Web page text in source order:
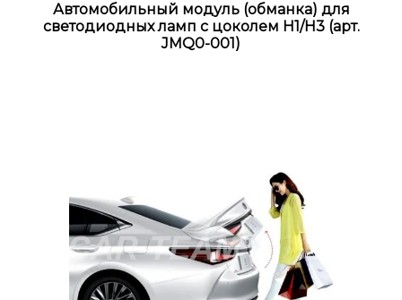
Автомобильный модуль (обманка) для
светодиодных ламп с цоколем H1/H3 (арт.
JMQ0-001)